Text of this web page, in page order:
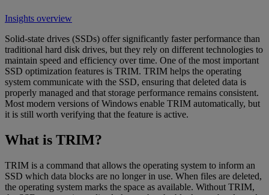
Insights overview
Solid-state drives (SSDs) offer significantly faster performance than
traditional hard disk drives, but they rely on different technologies to
maintain speed and efficiency over time. One of the most important
SSD optimization features is TRIM. TRIM helps the operating
system communicate with the SSD, ensuring that deleted data is
properly managed and that storage performance remains consistent.
Most modern versions of Windows enable TRIM automatically, but
it is still worth verifying that the feature is active.
What is TRIM?
TRIM is a command that allows the operating system to inform an
SSD which data blocks are no longer in use. When files are deleted,
the operating system marks the space as available. Without TRIM,